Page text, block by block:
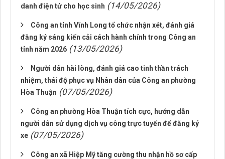
danh điện tử cho học sinh (14/05/2026)
Công an tỉnh Vĩnh Long tổ chức nhận xét, đánh giá
đăng ký sáng kiến cải cách hành chính trong Công an
tỉnh năm 2026 (13/05/2026)
Người dân hài lòng, đánh giá cao tinh thần trách
nhiệm, thái độ phục vụ Nhân dân của Công an phường
Hòa Thuận (07/05/2026)
Công an phường Hòa Thuận tích cực, hướng dẫn
người dân sử dụng dịch vụ công trực tuyến để đăng ký
xe (07/05/2026)
Công an xã Hiệp Mỹ tăng cường thu nhận hồ sơ cấp